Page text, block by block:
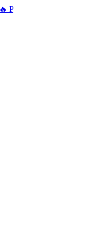
P